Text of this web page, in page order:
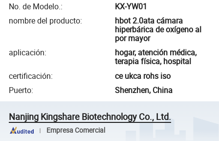
No. de Modelo.:
KX-YW01
nombre del producto:
hbot 2.0ata cámara
hiperbárica de oxígeno al
por mayor
aplicación:
hogar, atención médica,
terapia física, hospital
certificación:
ce ukca rohs iso
Puerto: Shenzhen, China
Nanjing Kingshare Biotechnology Co., Ltd.
Empresa Comercial